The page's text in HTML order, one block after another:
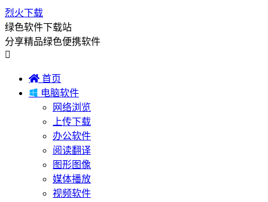
烈火下载
绿色软件下载站
分享精品绿色便携软件

 首页
 电脑软件
网络浏览
上传下载
办公软件
阅读翻译
图形图像
媒体播放
视频软件